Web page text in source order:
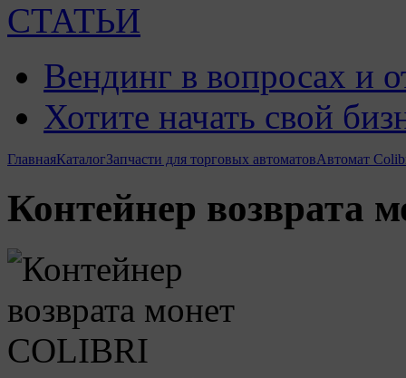
СТАТЬИ
Вендинг в вопросах и
Хотите начать свой
ГлавнаяКаталогЗапчасти для торговых автоматовАвтомат
Контейнер возврата